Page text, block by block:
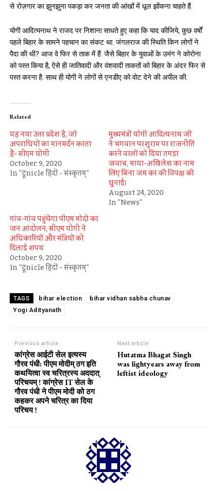
से रोज़गार का झुनझुना पकड़ा कर जनता की आंखों में धूल झोंकना चाहते हैं.
योगी आदित्यनाथ ने राजद पर निशाना साधते हुए कहा कि याद कीजिये, कुछ वर्षों
पहले बिहार के सामने पहचान का संकट था. जंगलराज की स्थिति किन लोगों ने
पैदा की थी? आज वे फिर से ताक में हैं. जैसे बिहार के युवाओं के उमंग ने कोरोना
को पस्त किया है, ऐसे ही जातिवादी और वंशवादी ताकतों को बिहार के अंदर फिर से
पस्त करना है. साथ ही योगी ने लोगों से एनडीए को वोट देने की अपील की.
Related
यह नया उत्तर प्रदेश है, जो
अपराधियों का मानमर्दन करता
है- सीएम योगी
October 9, 2020
In "ट्रूnicle हिंदी - संस्कृतम्"
मुख्यमंत्री योगी आदित्यनाथ जी
ने भगवान परशुराम पर राजनीति
करने वालों को दिया तगड़ा
जवाब, माया-अखिलेश का नाम
लिए बिना जम कर की विपक्ष की
धुनाई।
August 24, 2020
In "News"
गांव-गांव पहुंचेगा पीएम मोदी का
जन आंदोलन, सीएम योगी ने
अधिकारियों और मंत्रियों को
दिलाई शपथ
October 9, 2020
In "ट्रूnicle हिंदी - संस्कृतम्"
TAGS bihar election
bihar vidhan sabha chunav
Yogi Adityanath
Previous article
कांग्रेस आईटी सेल इत्यस्य
गौरव पंधी: पीएम मोदीम् ठग इति
कथयित्वा स्व चरित्रस्य अददात्
परिचयम् ! कांग्रेस IT सेल के
गौरव पंधी ने पीएम मोदी को ठग
कहकर अपने चरित्र का दिया
परिचय !
Next article
Hutatma Bhagat Singh
was lightyears away from
leftist ideology